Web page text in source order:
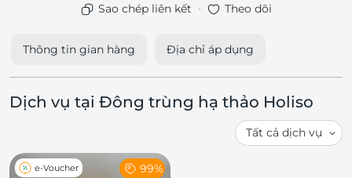
Sao chép liên kết · Theo dõi
Thông tin gian hàng Địa chỉ áp dụng
Dịch vụ tại Đông trùng hạ thảo Holiso
e-Voucher 99%